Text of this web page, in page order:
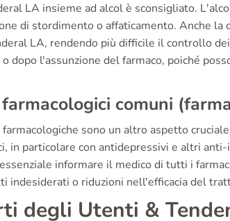
LA insieme ad alcol è sconsigliato.
di stordimento o affaticamento. Anche
LA, rendendo più difficile il controllo
o dopo l'assunzione del farmaco, poiché
comuni
sono un altro aspetto
in particolare con antidepressivi e altri
informare il medico di tutti i
indesiderati o riduzioni nell'efficacia del
degli Utenti &